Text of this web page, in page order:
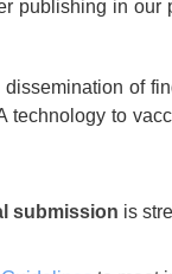
publishing in our
dissemination of
technology to
submission is